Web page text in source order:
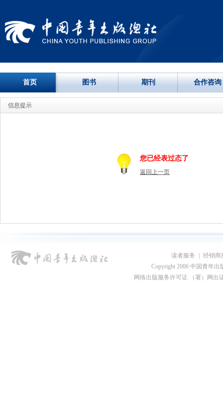
首页 图书 期刊 合作咨询
信息提示
您已经表过态了
返回上一页
读者服务
经销商
Copyright 2006 中国青年出
网络出版服务许可证 （署）网出